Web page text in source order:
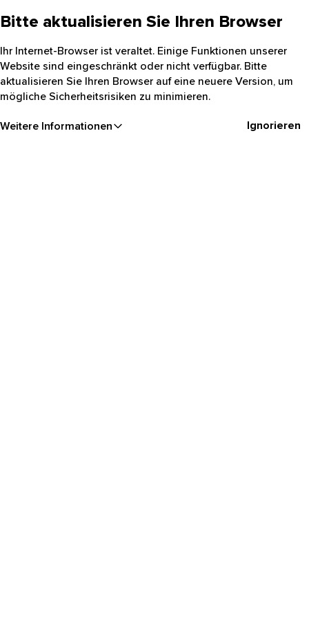
Bitte aktualisieren Sie Ihren Browser
Ihr Internet-Browser ist veraltet. Einige Funktionen unserer
Website sind eingeschränkt oder nicht verfügbar. Bitte
aktualisieren Sie Ihren Browser auf eine neuere Version, um
mögliche Sicherheitsrisiken zu minimieren.
Weitere Informationen Ignorieren